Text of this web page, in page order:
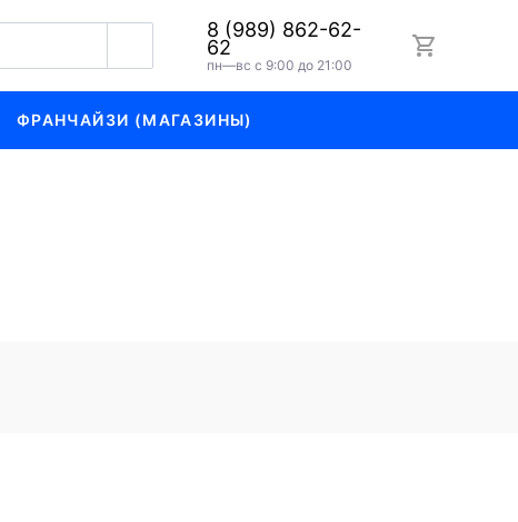
8 (989) 862-62-
62
пн—вс с 9:00 до 21:00
ФРАНЧАЙЗИ (МАГАЗИНЫ)